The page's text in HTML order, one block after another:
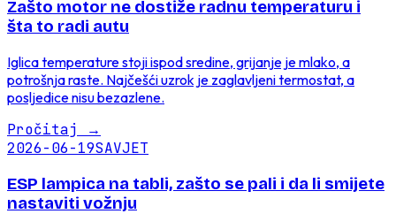
Zašto motor ne dostiže radnu temperaturu i
šta to radi autu
Iglica temperature stoji ispod sredine, grijanje je mlako, a
potrošnja raste. Najčešći uzrok je zaglavljeni termostat, a
posljedice nisu bezazlene.
Pročitaj →
2026-06-19SAVJET
ESP lampica na tabli, zašto se pali i da li smijete
nastaviti vožnju